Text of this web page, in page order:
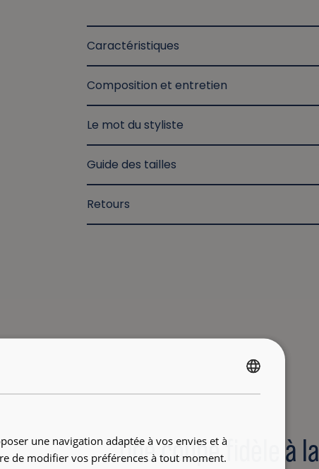
Caractéristiques
Composition et entretien
Le mot du styliste
Guide des tailles
Retours
Une coupe fidèle à la
une navigation adaptée à vos envies et à
de modifier vos préférences à tout moment.